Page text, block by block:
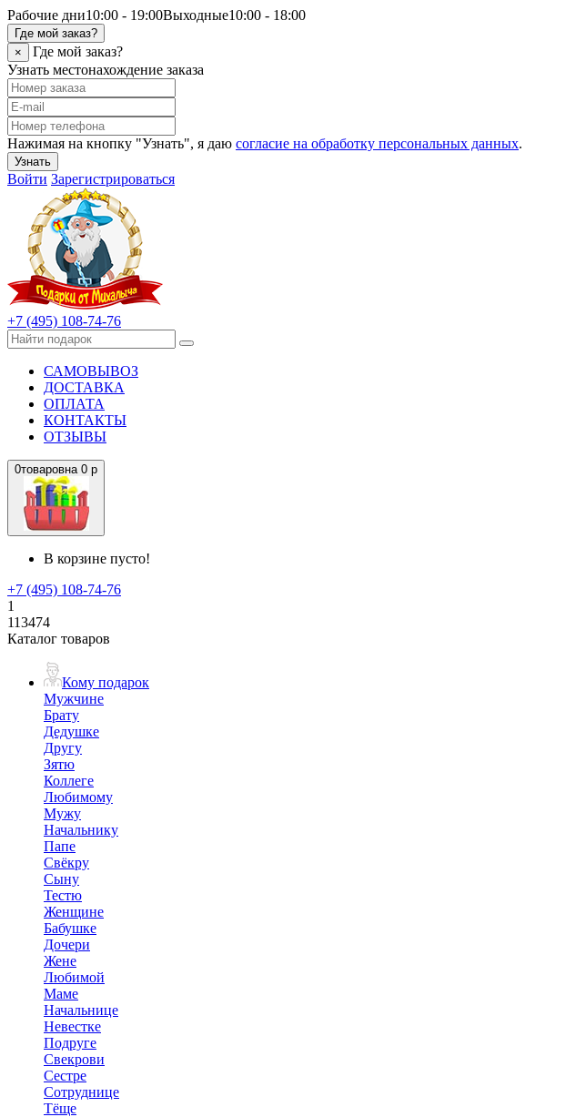
Рабочие дни10:00 - 19:00Выходные10:00 - 18:00
Где мой заказ?
×
Где мой заказ?
Узнать местонахождение заказа
Нажимая на кнопку "Узнать", я даю согласие на обработку персональных данных.
Узнать
Войти Зарегистрироваться
+7 (495) 108-74-76
САМОВЫВОЗ
ДОСТАВКА
ОПЛАТА
КОНТАКТЫ
ОТЗЫВЫ
0товаровна 0 р
В корзине пусто!
+7 (495) 108-74-76
1
113474
Каталог товаров
Кому подарок
Мужчине
Брату
Дедушке
Другу
Зятю
Коллеге
Любимому
Мужу
Начальнику
Папе
Свёкру
Сыну
Тестю
Женщине
Бабушке
Дочери
Жене
Любимой
Маме
Начальнице
Невестке
Подруге
Свекрови
Сестре
Сотруднице
Тёще